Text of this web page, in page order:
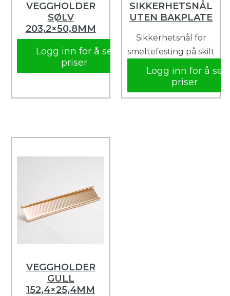
VEGGHOLDER
SØLV
203,2×50,8MM
Logg inn for å se
priser
SIKKERHETSNÅL
UTEN BAKPLATE
Sikkerhetsnål for
smeltefesting på skilt
Logg inn for å se
priser
VEGGHOLDER
GULL
152,4×25,4MM